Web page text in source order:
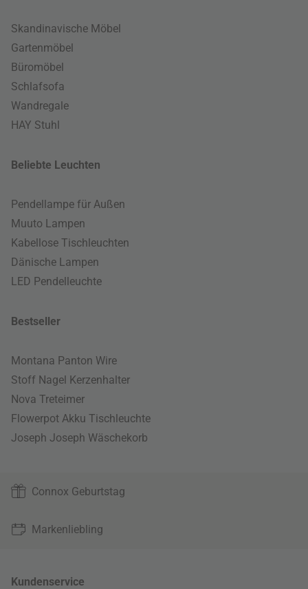
Skandinavische Möbel
Gartenmöbel
Büromöbel
Schlafsofa
Wandregale
HAY Stuhl
Beliebte Leuchten
Pendellampe für Außen
Muuto Lampen
Kabellose Tischleuchten
Dänische Lampen
LED Pendelleuchte
Bestseller
Montana Panton Wire
Stoff Nagel Kerzenhalter
Nova Treteimer
Flowerpot Akku Tischleuchte
Joseph Joseph Wäschekorb
Connox Geburtstag
Markenliebling
Kundenservice